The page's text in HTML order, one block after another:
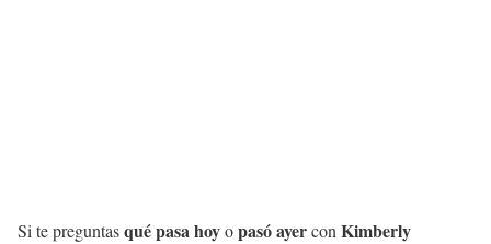
Si te preguntasqué pasa hoyopasó ayercon Kimberly